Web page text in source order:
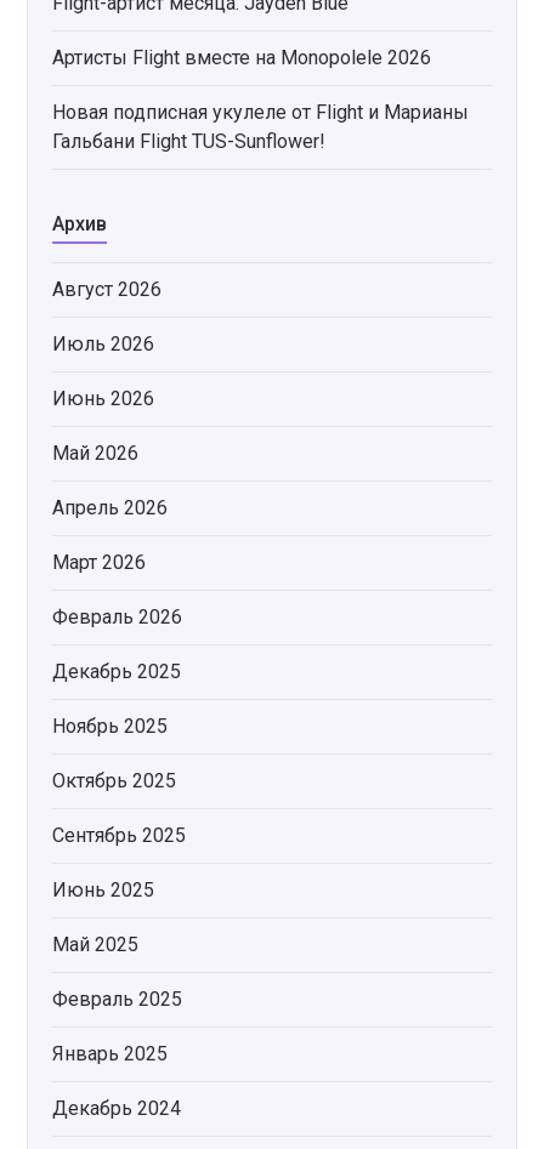
Артисты Flight вместе на Monopolele 2026
Новая подписная укулеле от Flight и Марианы
Гальбани Flight TUS-Sunflower!
Архив
Август 2026
Июль 2026
Июнь 2026
Май 2026
Апрель 2026
Март 2026
Февраль 2026
Декабрь 2025
Ноябрь 2025
Октябрь 2025
Сентябрь 2025
Июнь 2025
Май 2025
Февраль 2025
Январь 2025
Декабрь 2024